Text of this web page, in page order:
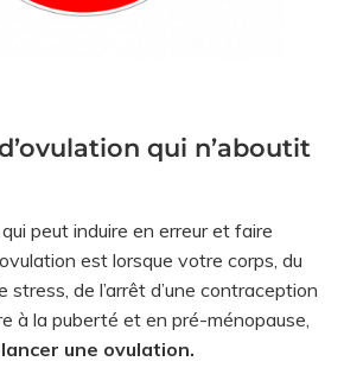
qui n’aboutit
peut induire en erreur et faire
est lorsque votre corps, du
stress, de l’arrêt d’une contraception
à la puberté et en pré-ménopause,
une ovulation.